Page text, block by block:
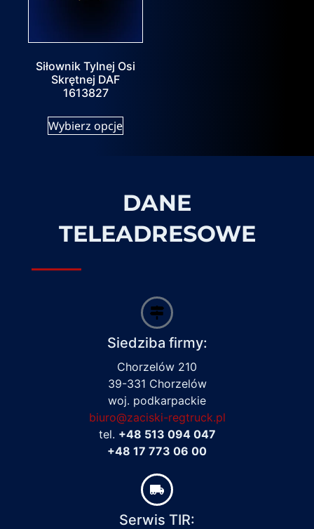
Siłownik Tylnej Osi
Skrętnej DAF
1613827
Wybierz opcje
DANE
TELEADRESOWE
Siedziba firmy:
Chorzelów 210
39-331 Chorzelów
woj. podkarpackie
biuro@zaciski-regtruck.pl
tel. +48 513 094 047
+48 17 773 06 00
Serwis TIR: